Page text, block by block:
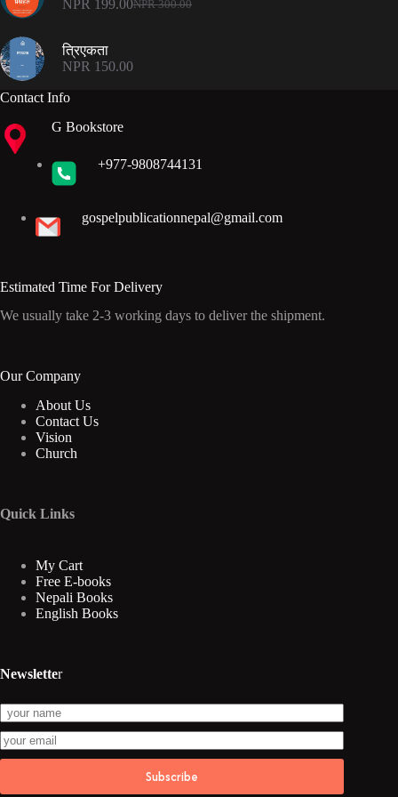
NPR300.00
Original
NPR 300.00.
NPR 199.00Current
NPR 199.00.
त्रिएकता
NPR 150.00
Contact Info
G Bookstore
+977-9808744131
gospelpublicationnepal@gmail.com
Estimated Time For Delivery
We usually take 2-3 working days to deliver the shipment.
Our Company
About Us
Contact Us
Vision
Church
Quick Links
My Cart
Free E-books
Nepali Books
English Books
Newsletter
Subscribe